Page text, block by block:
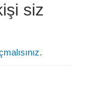
siz
.